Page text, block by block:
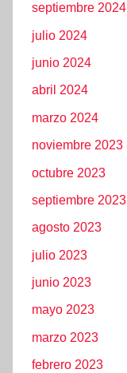
septiembre 2024
julio 2024
junio 2024
abril 2024
marzo 2024
noviembre 2023
octubre 2023
septiembre 2023
agosto 2023
julio 2023
junio 2023
mayo 2023
marzo 2023
febrero 2023